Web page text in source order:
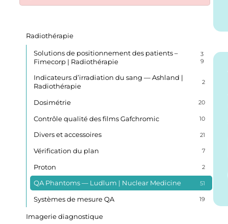
Radiothérapie
Solutions de positionnement des patients –
Fimecorp | Radiothérapie
3
9
Indicateurs d’irradiation du sang — Ashland |
Radiothérapie
2
Dosimétrie 20
Contrôle qualité des films Gafchromic 10
Divers et accessoires 21
Vérification du plan 7
Proton 2
QA Phantoms — Ludlum | Nuclear Medicine 51
Systèmes de mesure QA 19
Imagerie diagnostique